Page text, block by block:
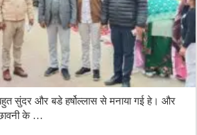
सुंदर और बडे हर्षोल्लास से मनाया गई हे। और
के …